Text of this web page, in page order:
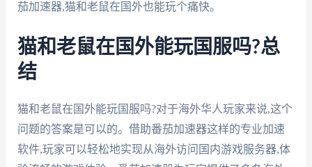
茄加速器,猫和老鼠在国外也能玩个痛快。
猫和老鼠在国外能玩国服吗?总
结
猫和老鼠在国外能玩国服吗?对于海外华人玩家来说,这个
问题的答案是可以的。借助番茄加速器这样的专业加速
软件,玩家可以轻松地实现从海外访问国内游戏服务器,体